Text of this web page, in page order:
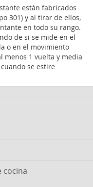
están fabricados
301) y al tirar de ellos,
en todo su rango.
de si se mide en el
o en el movimiento
menos 1 vuelta y media
se estire
cocina